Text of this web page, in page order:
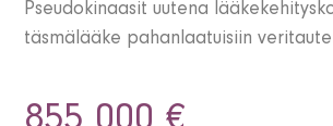
Pseudokinaasit uutena
täsmälääke pahanlaatuisiin